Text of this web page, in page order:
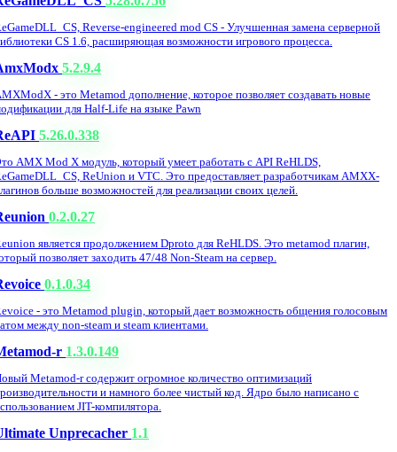
Reverse-engineered mod CS - Улучшенная замена серверной
CS 1.6, расширяющая возможности игрового процесса.
5.2.9.4
- это Metamod дополнение, которое позволяет создавать новые
для Half-Life на языке Pawn
5.26.0.338
AMX Mod X модуль, который умеет работать с API ReHLDS,
ReUnion и VTC. Это предоставляет разработчикам AMXX-
больше возможностей для реализации своих целей.
0.2.0.27
является продолжением Dproto для ReHLDS. Это metamod плагин,
позволяет заходить 47/48 Non-Steam на сервер.
0.1.0.34
- это Metamod plugin, который дает возможность общения голосовым
между non-steam и steam клиентами.
r 1.3.0.149
Metamod-r содержит огромное количество оптимизаций
и намного более чистый код. Ядро было написано с
JIT-компилятора.
Unprecacher 1.1